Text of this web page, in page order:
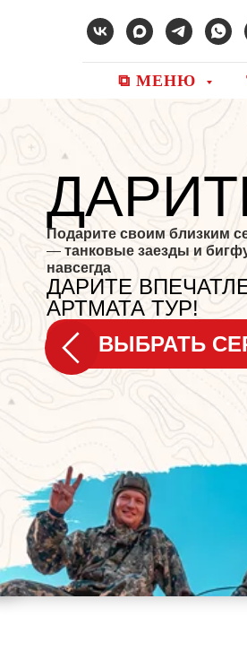
⧉ МЕНЮ
сертификат от АРМАТА ТУР
туры, которые запомнятся
ДЛЯ САМЫХ